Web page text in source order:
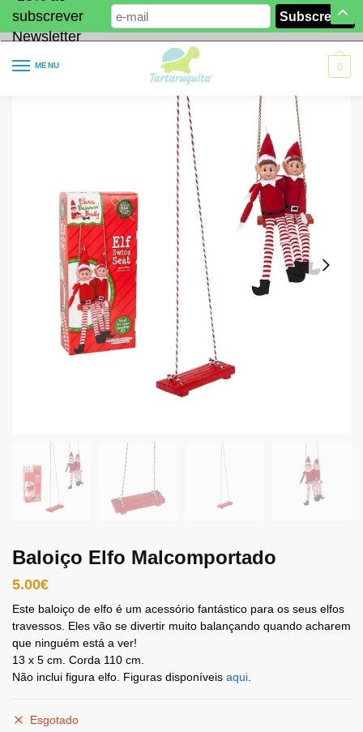
subscrever
Newsletter
MENU 0
Baloiço Elfo Malcomportado
5.00€
Este baloiço de elfo é um acessório fantástico para os seus elfos
travessos. Eles vão se divertir muito balançando quando acharem
que ninguém está a ver!
13 x 5 cm. Corda 110 cm.
Não inclui figura elfo. Figuras disponíveis aqui
Esgotado